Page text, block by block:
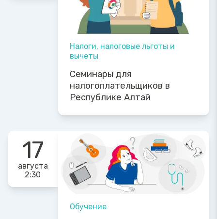
Налоги, налоговые льготы и
вычеты
Семинары для
налогоплательщиков в
Республике Алтай
17
августа
2:30
Обучение